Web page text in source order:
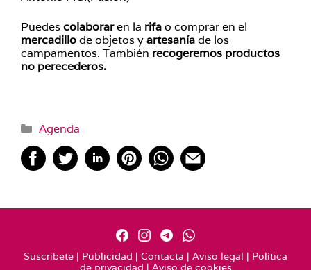
Puedes colaboraren la rifao comprar en el
mercadillode objetos yartesaníade los
campamentos. También recogeremos productos
no perecederos.
Categorías
Agenda
Suscríbete | Publicidad | Contacta | Aviso legal | Política
de privacidad | Aviso de cookies